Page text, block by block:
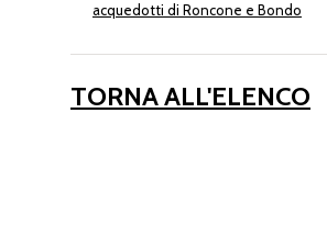
acquedotti di Roncone e Bondo
TORNA ALL'ELENCO